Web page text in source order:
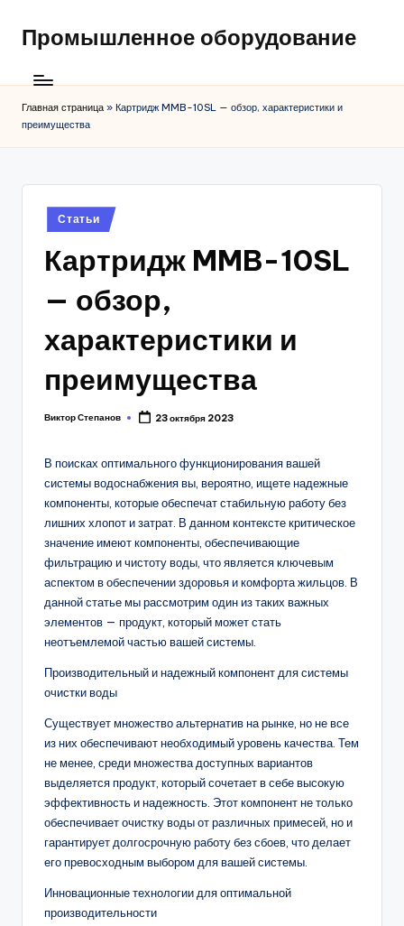
Промышленное оборудование
Главная страница » Картридж MMB-10SL — обзор, характеристики и
преимущества
Posted
in
Статьи
Картридж MMB-10SL
— обзор,
характеристики и
преимущества
Posted
Виктор Степанов 23 октября 2023
В поисках оптимального функционирования вашей
системы водоснабжения вы, вероятно, ищете надежные
компоненты, которые обеспечат стабильную работу без
лишних хлопот и затрат. В данном контексте критическое
значение имеют компоненты, обеспечивающие
фильтрацию и чистоту воды, что является ключевым
аспектом в обеспечении здоровья и комфорта жильцов. В
данной статье мы рассмотрим один из таких важных
элементов — продукт, который может стать
неотъемлемой частью вашей системы.
Производительный и надежный компонент для системы
очистки воды
Существует множество альтернатив на рынке, но не все
из них обеспечивают необходимый уровень качества. Тем
не менее, среди множества доступных вариантов
выделяется продукт, который сочетает в себе высокую
эффективность и надежность. Этот компонент не только
обеспечивает очистку воды от различных примесей, но и
гарантирует долгосрочную работу без сбоев, что делает
его превосходным выбором для вашей системы.
Инновационные технологии для оптимальной
производительности